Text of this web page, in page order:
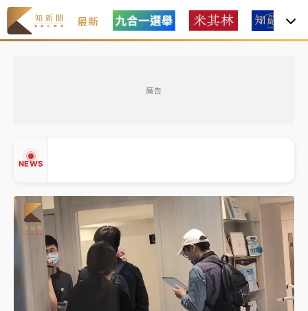
最新
廣告
NEWS
《知新聞》揭「運科計畫」人體實驗黑幕 運動部不追
究！遭監委質疑
台股處置新制明天上路 4大鬆綁一次看
周末精選｜
鎢業董座離奇命喪豪宅！檢警3方向追出前
員工犯案 破案關鍵曝
白海豚瘦身！中部以北防劇烈降水 本周天氣展望「多
雨不穩定」